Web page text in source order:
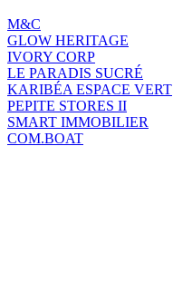
M&C
GLOW HERITAGE
IVORY CORP
LE PARADIS SUCRÉ
KARIBÉA ESPACE VERT
PEPITE STORES II
SMART IMMOBILIER
COM.BOAT